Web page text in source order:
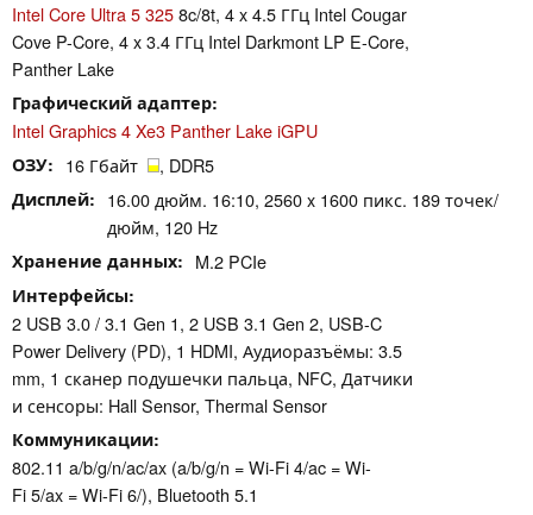
Intel Core Ultra 5 3258c/8t, 4 x 4.5 ГГц Intel Cougar
Cove P-Core, 4 x 3.4 ГГц Intel Darkmont LP E-Core,
Panther Lake
Графический адаптер
Intel Graphics 4 Xe3 Panther Lake iGPU
ОЗУ 16 Гбайт , DDR5
Дисплей
16.00 дюйм. 16:10, 2560 x 1600 пикс. 189 точек/
дюйм, 120 Hz
Хранение данных M.2 PCIe
Интерфейсы
2 USB 3.0 / 3.1 Gen 1, 2 USB 3.1 Gen 2, USB-C
Power Delivery (PD), 1 HDMI, Аудиоразъёмы: 3.5
mm, 1 сканер подушечки пальца, NFC, Датчики
и сенсоры: Hall Sensor, Thermal Sensor
Коммуникации
802.11 a/b/g/n/ac/ax (a/b/g/n = Wi-Fi 4/ac = Wi-
Fi 5/ax = Wi-Fi 6/), Bluetooth 5.1